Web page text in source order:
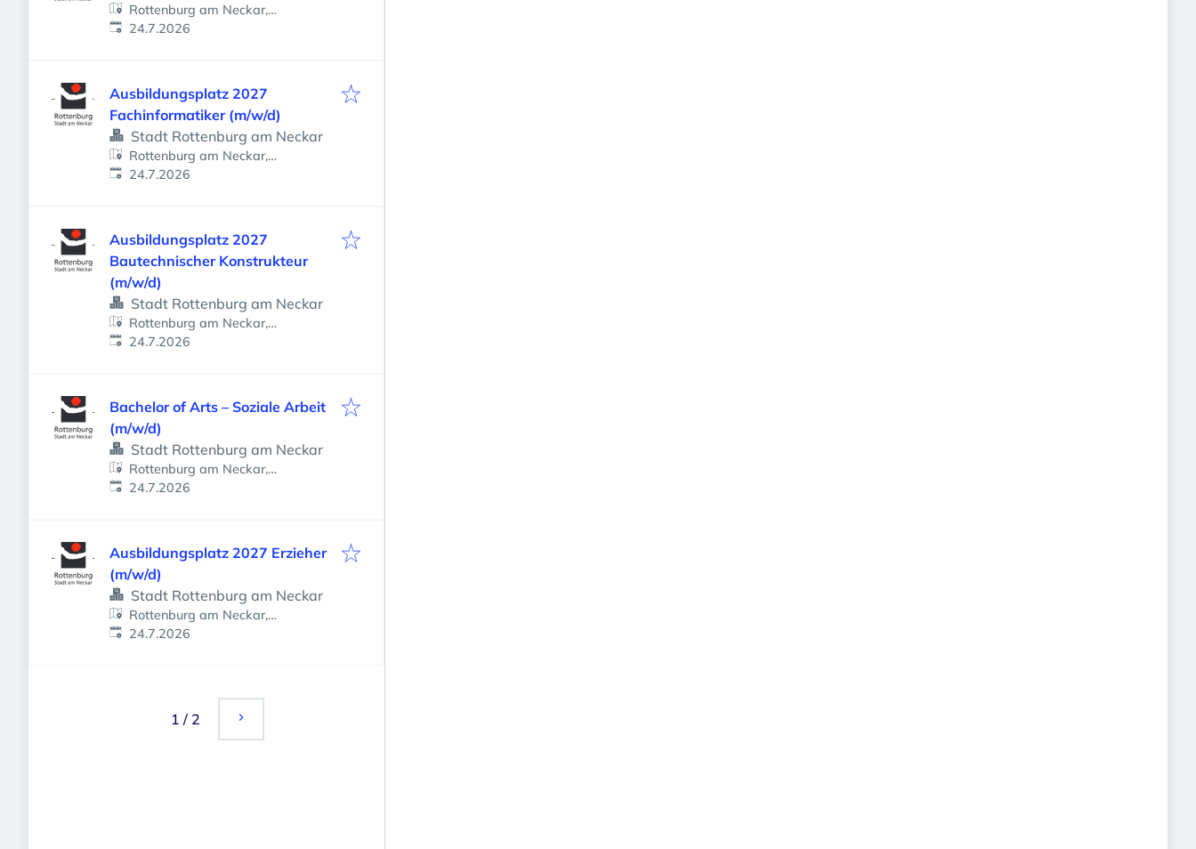
Rottenburg am Neckar,
Deutschland
Veröffentlicht:
24.7.2026
Ausbildungsplatz 2027
Fachinformatiker (m/w/d)
Stadt Rottenburg am Neckar
Rottenburg am Neckar,
Deutschland
Veröffentlicht:
24.7.2026
Ausbildungsplatz 2027
Bautechnischer Konstrukteur
(m/w/d)
Stadt Rottenburg am Neckar
Rottenburg am Neckar,
Deutschland
Veröffentlicht:
24.7.2026
Bachelor of Arts – Soziale Arbeit
(m/w/d)
Stadt Rottenburg am Neckar
Rottenburg am Neckar,
Deutschland
Veröffentlicht:
24.7.2026
Ausbildungsplatz 2027 Erzieher
(m/w/d)
Stadt Rottenburg am Neckar
Rottenburg am Neckar,
Deutschland
Veröffentlicht:
24.7.2026
1 / 2